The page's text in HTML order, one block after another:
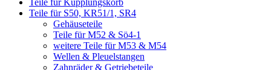
Teile für Kupplungskorb
Teile für S50, KR51/1, SR4
Gehäuseteile
Teile für M52 & Sö4-1
weitere Teile für M53 & M54
Wellen & Pleuelstangen
Zahnräder & Getriebeteile